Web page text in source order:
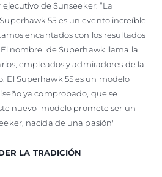
de Sunseeker: “La
55 es un evento increíble
encantados con los resultados
nombre de Superhawk llama la
empleados y admiradores de la
El Superhawk 55 es un modelo
ya comprobado, que se
nuevo modelo promete ser un
nacida de una pasión"
LA TRADICIÓN